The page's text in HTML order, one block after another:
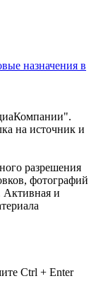
назначения в
на источник и
разрешения
фотографий
и
Ctrl + Enter